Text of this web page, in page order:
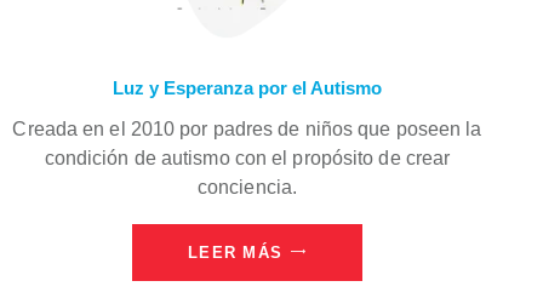
Luz y Esperanza por el Autismo
Creada en el 2010 por padres de niños que poseen la
condición de autismo con el propósito de crear
conciencia.
LEER MÁS